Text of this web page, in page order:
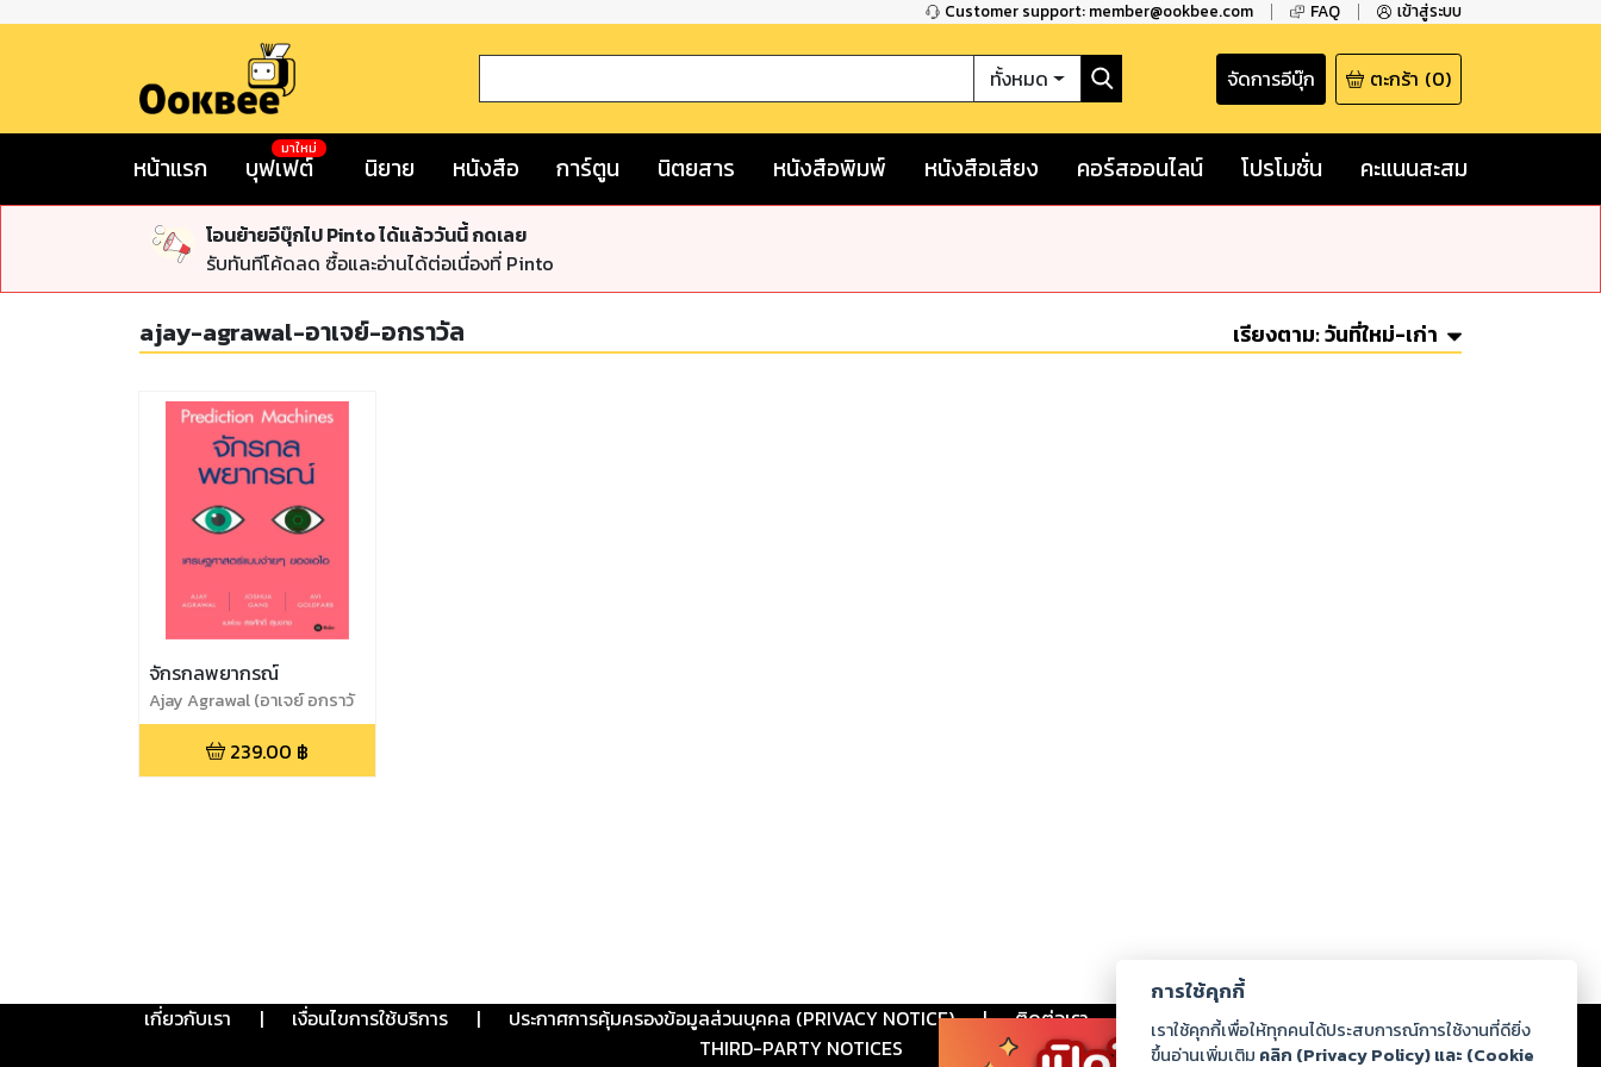
Customer support: member@ookbee.com FAQ เข้าสู่ระบบ
ทั้งหมด จัดการอีบุ๊ก ตะกร้า (0)
หน้าแรก บุฟเฟต์
มาใหม่
นิยาย หนังสือ การ์ตูน นิตยสาร หนังสือพิมพ์ หนังสือเสียง คอร์สออนไลน์ โปรโมชั่น คะแนนสะสม
โอนย้ายอีบุ๊กไป Pinto ได้แล้ววันนี้ กดเลย
รับทันทีโค้ดลด ซื้อและอ่านได้ต่อเนื่องที่ Pinto
ajay-agrawal-อาเจย์-อกราวัล เรียงตาม:วันที่ใหม่-เก่า
จักรกลพยากรณ์
Ajay Agrawal (อาเจย์ อกราวั
ล),Joshua Gans (โจชัว แกน
ส์),Avi Goldfarb (อาวี โก
ลด์ฟาร์บ)
239.00 ฿
เกี่ยวกับเรา | เงื่อนไขการใช้บริการ | ประกาศการคุ้มครองข้อมูลส่วนบุคคล (PRIVACY NOTICE) | ติดต่อเรา ร่วมงานกับเรา ดาวน์โหลด
THIRD-PARTY NOTICES
การใช้คุกกี้
เราใช้คุกกี้เพื่อให้ทุกคนได้ประสบการณ์การใช้งานที่ดียิ่ง
ขึ้นอ่านเพิ่มเติม คลิก (Privacy Policy) และ (Cookie